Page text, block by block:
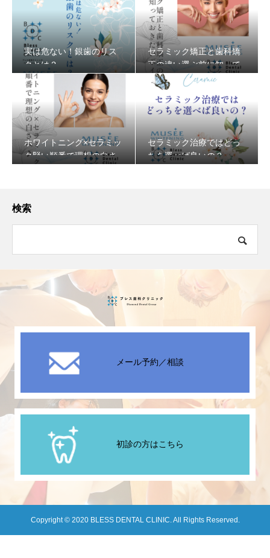
実は危ない！銀歯のリス
クとは？
セラミック矯正と歯科矯
正の違い選ぶ前に知って
おきたいポイント
ホワイトニング×セラミッ
ク賢い順番で理想の白さ
セラミック治療ではどっ
ちを選べば良いの？
検索
メール予約／相談
初診の方はこちら
Copyright © 2020 BLESS DENTAL CLINIC. All Rights Reserved.